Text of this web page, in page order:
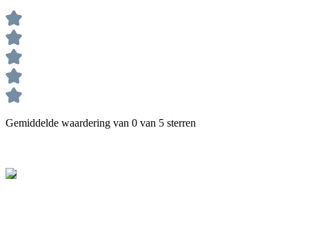
Gemiddelde waardering van 0 van 5 sterren